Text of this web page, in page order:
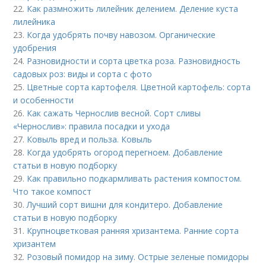
22. Как размножить лилейник делением. Деление куста
лилейника
23. Когда удобрять почву навозом. Органические
удобрения
24. Разновидности и сорта цветка роза. Разновидность
садовых роз: виды и сорта с фото
25. Цветные сорта картофеля. Цветной картофель: сорта
и особенности
26. Как сажать Чернослив весной. Сорт сливы
«Чернослив»: правила посадки и ухода
27. Ковыль вред и польза. Ковыль
28. Когда удобрять огород перегноем. Добавление
статьи в новую подборку
29. Как правильно подкармливать растения компостом.
Что такое компост
30.Лучший сорт вишни для кондитеро. Добавление
статьи в новую подборку
31. Крупноцветковая ранняя хризантема. Ранние сорта
хризантем
32. Розовый помидор на зиму. Острые зеленые помидоры